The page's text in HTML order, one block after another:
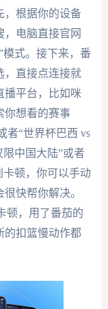
，根据你的设备
电脑直接官网
模式。接下来，番
，直接点连接就
播平台，比如咪
你想看的赛事
“世界杯巴西 vs
限中国大陆”或者
顿，你可以手动
快帮你解决。
顿，用了番茄的
的扣篮慢动作都